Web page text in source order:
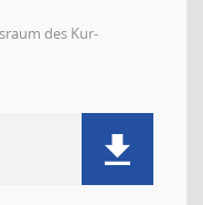
des Kur-